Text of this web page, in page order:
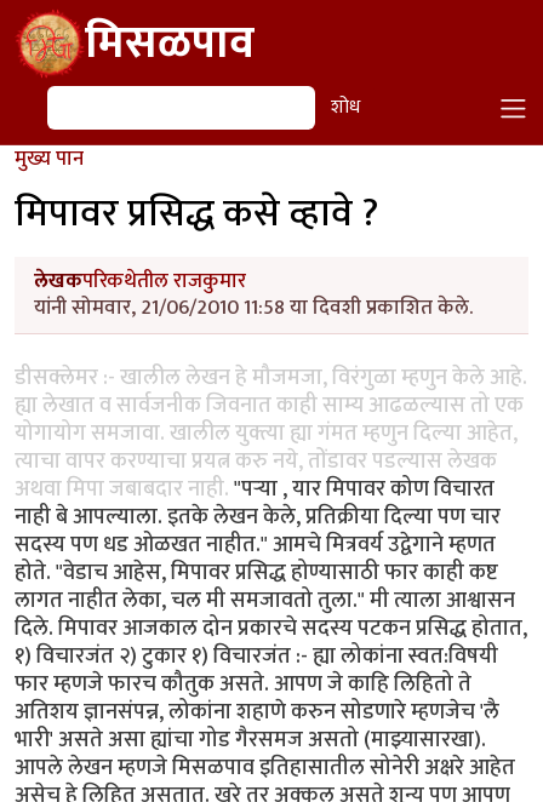
Skip to main contentमिसळपाव
शोध शोध
मुख्य पान
मिपावर प्रसिद्ध कसे व्हावे ?
लेखकपरिकथेतील राजकुमार
यांनी सोमवार, 21/06/2010 11:58 या दिवशी प्रकाशित केले.
डीसक्लेमर :- खालील लेखन हे मौजमजा, विरंगुळा म्हणुन केले आहे.
ह्या लेखात व सार्वजनीक जिवनात काही साम्य आढळल्यास तो एक
योगायोग समजावा. खालील युक्त्या ह्या गंमत म्हणुन दिल्या आहेत,
त्याचा वापर करण्याचा प्रयत्न करु नये, तोंडावर पडल्यास लेखक
अथवा मिपा जबाबदार नाही."पर्‍या , यार मिपावर कोण विचारत
नाही बे आपल्याला. इतके लेखन केले, प्रतिक्रीया दिल्या पण चार
सदस्य पण धड ओळखत नाहीत." आमचे मित्रवर्य उद्वेगाने म्हणत
होते. "वेडाच आहेस, मिपावर प्रसिद्ध होण्यासाठी फार काही कष्ट
लागत नाहीत लेका, चल मी समजावतो तुला." मी त्याला आश्वासन
दिले. मिपावर आजकाल दोन प्रकारचे सदस्य पटकन प्रसिद्ध होतात,
१) विचारजंत २) टुकार १) विचारजंत :- ह्या लोकांना स्वत:विषयी
फार म्हणजे फारच कौतुक असते. आपण जे काहि लिहितो ते
अतिशय ज्ञानसंपन्न, लोकांना शहाणे करुन सोडणारे म्हणजेच 'लै
भारी' असते असा ह्यांचा गोड गैरसमज असतो (माझ्यासारखा).
आपले लेखन म्हणजे मिसळपाव इतिहासातील सोनेरी अक्षरे आहेत